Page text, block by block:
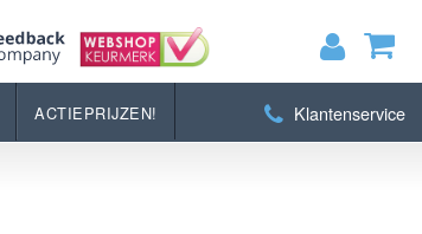
MIJN WINKELWAGEN
ACTIEPRIJZEN! Klantenservice